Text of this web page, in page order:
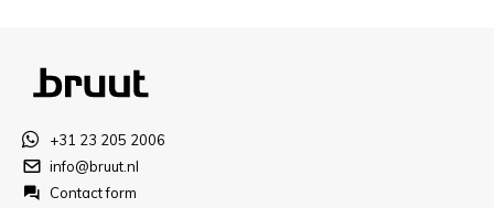
+31 23 205 2006
info@bruut.nl
Contact form